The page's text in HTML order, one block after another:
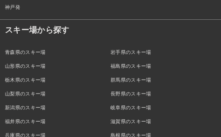
神戸発
スキー場から探す
青森県のスキー場 岩手県のスキー場
山形県のスキー場 福島県のスキー場
栃木県のスキー場 群馬県のスキー場
山梨県のスキー場 長野県のスキー場
新潟県のスキー場 岐阜県のスキー場
福井県のスキー場 滋賀県のスキー場
兵庫県のスキー場 島根県のスキー場